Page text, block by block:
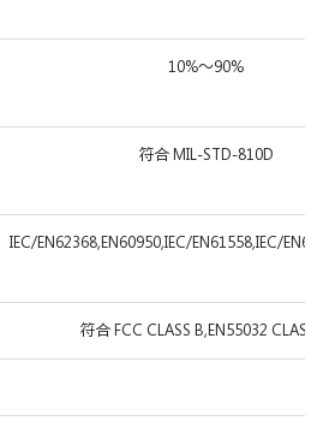
10%～90%
符合 MIL-STD-810D
IEC/EN62368,EN60950,IEC/EN61558,IEC/
符合 FCC CLASS B,EN55032 CLASS